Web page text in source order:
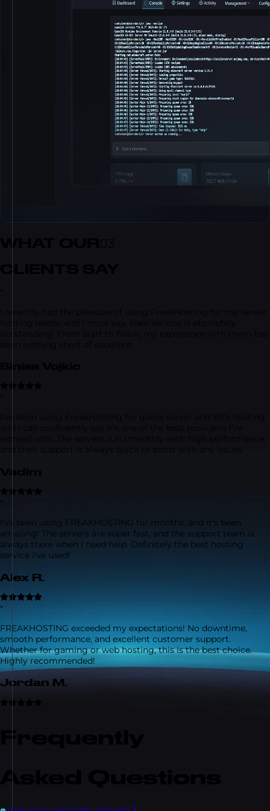
“
I've been using FREAKHOSTING for months, and it's been
amazing! The servers are super fast, and the support team is
always there when I need help. Definitely the best hosting
service I've used!
Alex R.
“
FREAKHOSTING exceeded my expectations! No downtime,
smooth performance, and excellent customer support.
Whether for gaming or web hosting, this is the best choice.
Highly recommended!
Jordan M.